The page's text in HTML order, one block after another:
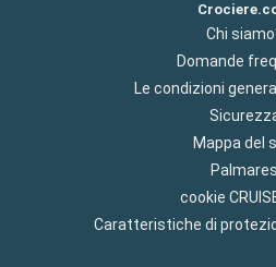
Chi
Domande
Le condizioni
Mappa del
Palmares
cookie
Caratteristiche di